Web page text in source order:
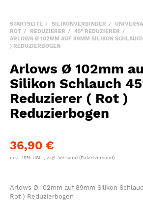
STARTSEITE SILIKONVERBINDER
ROT
REDUZIERER
45° REDUZIERER
ARLOWS Ø 102MM AUF 89MM SILIKON
) REDUZIERBOGEN
Arlows Ø 102mm
Silikon Schlauch
Reduzierer ( Rot )
Reduzierbogen
36,90 €
inkl. 19% USt. , zzgl. Versand (Paketversand)
Arlows Ø 102mm auf 89mm Silikon
Rot ) Reduzierbogen